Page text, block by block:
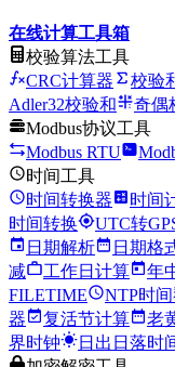
在线计算工具箱
校验算法工具
CRC计算器
校验
Adler32校验和
奇偶
Modbus协议工具
Modbus RTU
时间工具
时间转换器
时间
时间转换
UTC转
日期解析
日期格
减
工作日计算 年
FILETIME
NTP时
器
复活节计算 老
界时钟
日出日落时